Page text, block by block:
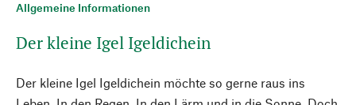
Allgemeine Informationen
Der kleine Igel Igeldichein
Der kleine Igel Igeldichein möchte so gerne raus ins